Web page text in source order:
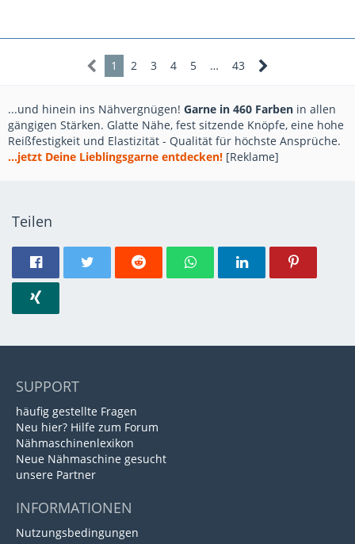
1 2 3 4 5 … 43
...und hinein ins Nähvergnügen! Garne in 460 Farben in allen
gängigen Stärken. Glatte Nähe, fest sitzende Knöpfe, eine hohe
Reißfestigkeit und Elastizität - Qualität für höchste Ansprüche.
...jetzt Deine Lieblingsgarne entdecken! [Reklame]
Teilen
SUPPORT
häufig gestellte Fragen
Neu hier? Hilfe zum Forum
Nähmaschinenlexikon
Neue Nähmaschine gesucht
unsere Partner
INFORMATIONEN
Nutzungsbedingungen